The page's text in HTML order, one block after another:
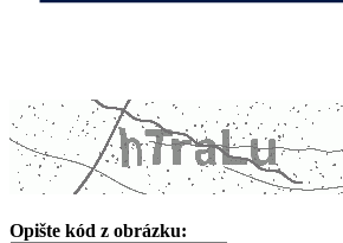
Opište kód z obrázku: